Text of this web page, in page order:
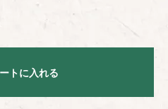
トに入れる